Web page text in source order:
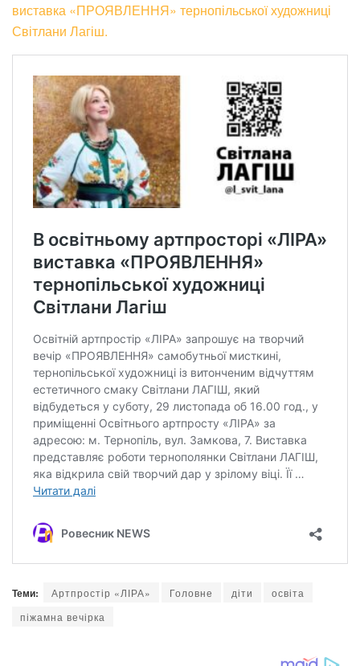
виставка «ПРОЯВЛЕННЯ» тернопільської художниці
Світлани Лагіш.
Теми: Артпростір «ЛІРА» Головне діти
освіта
піжамна вечірка